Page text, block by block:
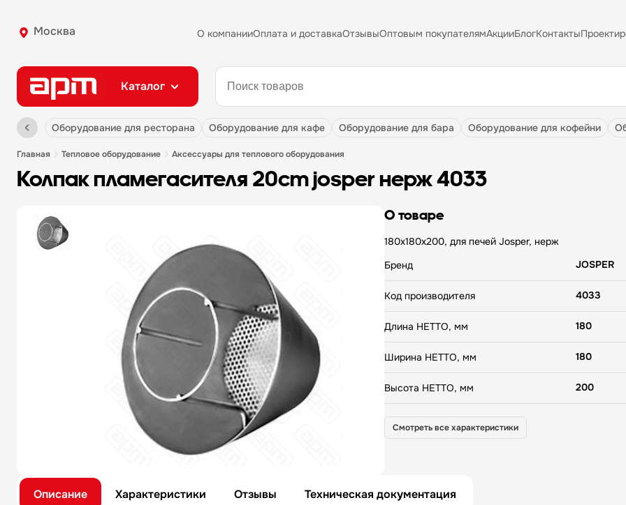
Москва О компанииОплата и доставкаОтзывыОптовым покупателямАкцииБлогКонтакты
Каталог
оборудование для ресторана оборудование для кафе оборудование для бара оборудование для кофейни
главная тепловое оборудование аксессуары для теплового оборудования
колпак пламегасителя 20cm josper нерж 4033
О товаре
180x180x200, для печей Josper, нерж
Бренд
JOSPER
Код производителя 4033
Длина НЕТТО, мм 180
Ширина НЕТТО, мм 180
Высота НЕТТО, мм 200
Смотреть все характеристики
Описание Характеристики Отзывы Техническая документация